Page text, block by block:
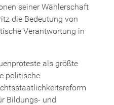
seiner Wählerschaft
die Bedeutung von
Verantwortung in
als größte
politische
Bildungs- und